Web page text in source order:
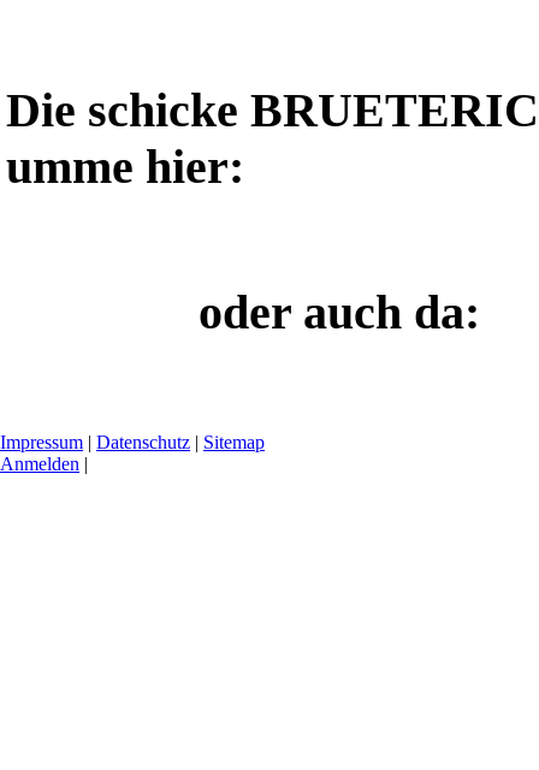
Die schicke
umme hier:
oder auch da:
Impressum | Datenschutz | Sitemap
Anmelden |